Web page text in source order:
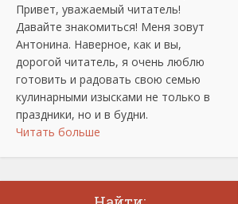
Привет, уважаемый читатель!
Давайте знакомиться! Меня зовут
Антонина. Наверное, как и вы,
дорогой читатель, я очень люблю
готовить и радовать свою семью
кулинарными изысками не только в
праздники, но и в будни.
Читать больше